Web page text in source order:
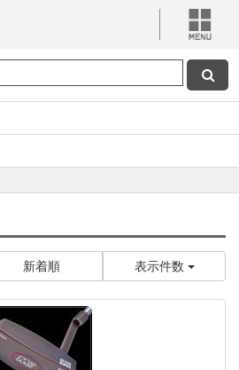
新着順 表示件数